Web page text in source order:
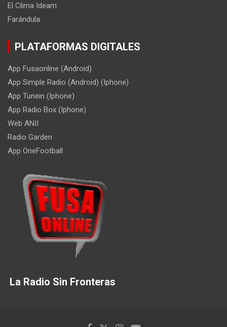
El Clima Ideam
Farándula
PLATAFORMAS DIGITALES
App Fusaonline (Android)
App Simple Radio (Android) (Iphone)
App Tunein (Iphone)
App Radio Box (Iphone)
Web ANII
Radio Garden
App OneFootball
La Radio Sin Fronteras